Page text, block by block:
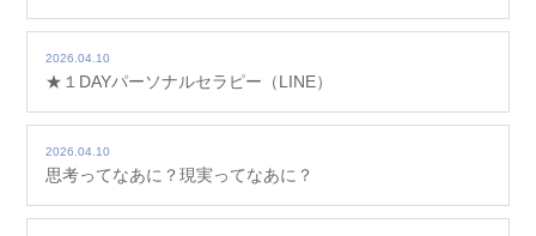
2026.04.10
★１DAYパーソナルセラピー（LINE）
2026.04.10
思考ってなあに？現実ってなあに？